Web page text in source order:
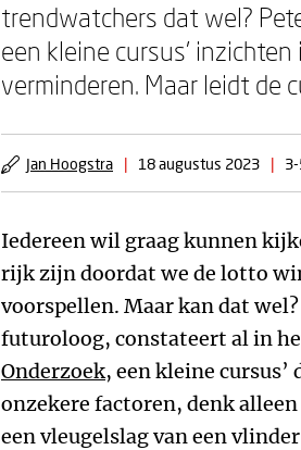
trendwatchers dat wel?
een kleine cursus’
verminderen. Maar leidt de
Jan Hoogstra | 18 augustus 2023 |
Iedereen wil graag kunnen
rijk zijn doordat we de lotto
voorspellen. Maar kan dat wel?
futuroloog, constateert al in
Onderzoek, een kleine
onzekere factoren, denk
een vleugelslag van een